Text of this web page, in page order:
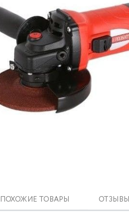
ПОХОЖИЕ ТОВАРЫ